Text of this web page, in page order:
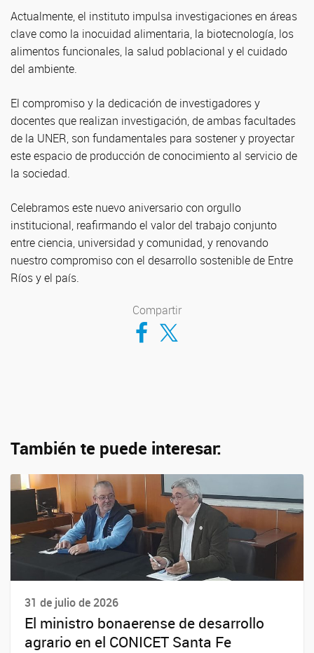
Actualmente, el instituto impulsa investigaciones en áreas
clave como la inocuidad alimentaria, la biotecnología, los
alimentos funcionales, la salud poblacional y el cuidado
del ambiente.
El compromiso y la dedicación de investigadores y
docentes que realizan investigación, de ambas facultades
de la UNER, son fundamentales para sostener y proyectar
este espacio de producción de conocimiento al servicio de
la sociedad.
Celebramos este nuevo aniversario con orgullo
institucional, reafirmando el valor del trabajo conjunto
entre ciencia, universidad y comunidad, y renovando
nuestro compromiso con el desarrollo sostenible de Entre
Ríos y el país.
Compartir
Compartir en Facebook
Compartir en Twitter
También te puede interesar:
31 de julio de 2026
El ministro bonaerense de desarrollo
agrario en el CONICET Santa Fe